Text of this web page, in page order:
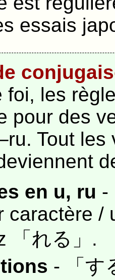
essais
foi, les
pour des
Tout les
en u, ru -
caractère /
「れる」.
- 「 す